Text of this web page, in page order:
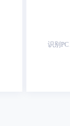
识别